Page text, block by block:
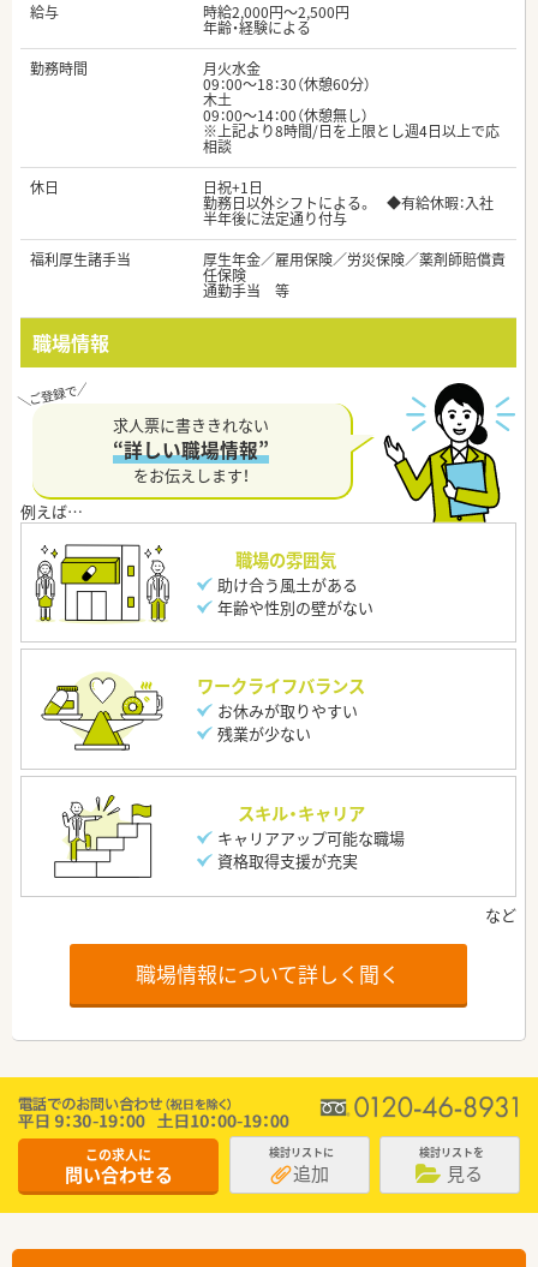
給与
時給2,000円～2,500円
年齢・経験による
勤務時間
月火水金
09：00～18：30（休憩60分）
木土
09：00～14：00（休憩無し）
※上記より8時間/日を上限とし週4日以上で応
相談
休日
日祝+1日
勤務日以外シフトによる。 ◆有給休暇：入社
半年後に法定通り付与
福利厚生諸手当
厚生年金／雇用保険／労災保険／薬剤師賠償責
任保険
通勤手当 等
職場情報
求人票に書ききれない
“詳しい職場情報”
をお伝えします！
職場の雰囲気
助け合う風土がある
年齢や性別の壁がない
ワークライフバランス
お休みが取りやすい
残業が少ない
スキル・キャリア
キャリアアップ可能な職場
資格取得支援が充実
職場情報について詳しく聞く
この求人に
問い合わせる
検討リストに
追加
検討リストを
見る